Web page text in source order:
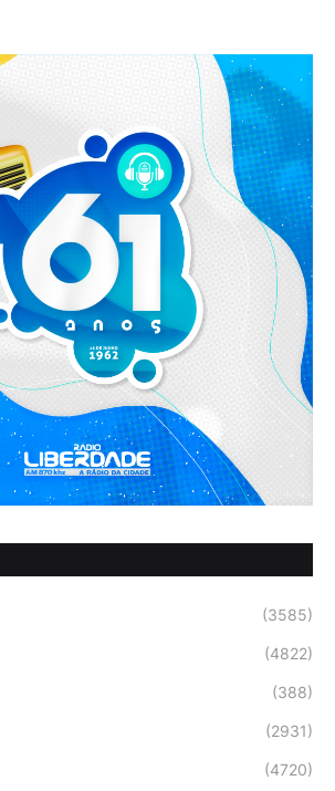
(3585)
(4822)
(388)
(2931)
(4720)